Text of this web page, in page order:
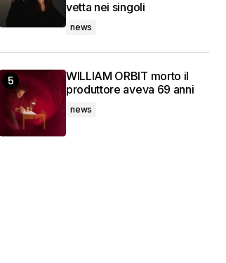
vetta nei singoli
news
WILLIAM ORBIT morto il
produttore aveva 69 anni
news